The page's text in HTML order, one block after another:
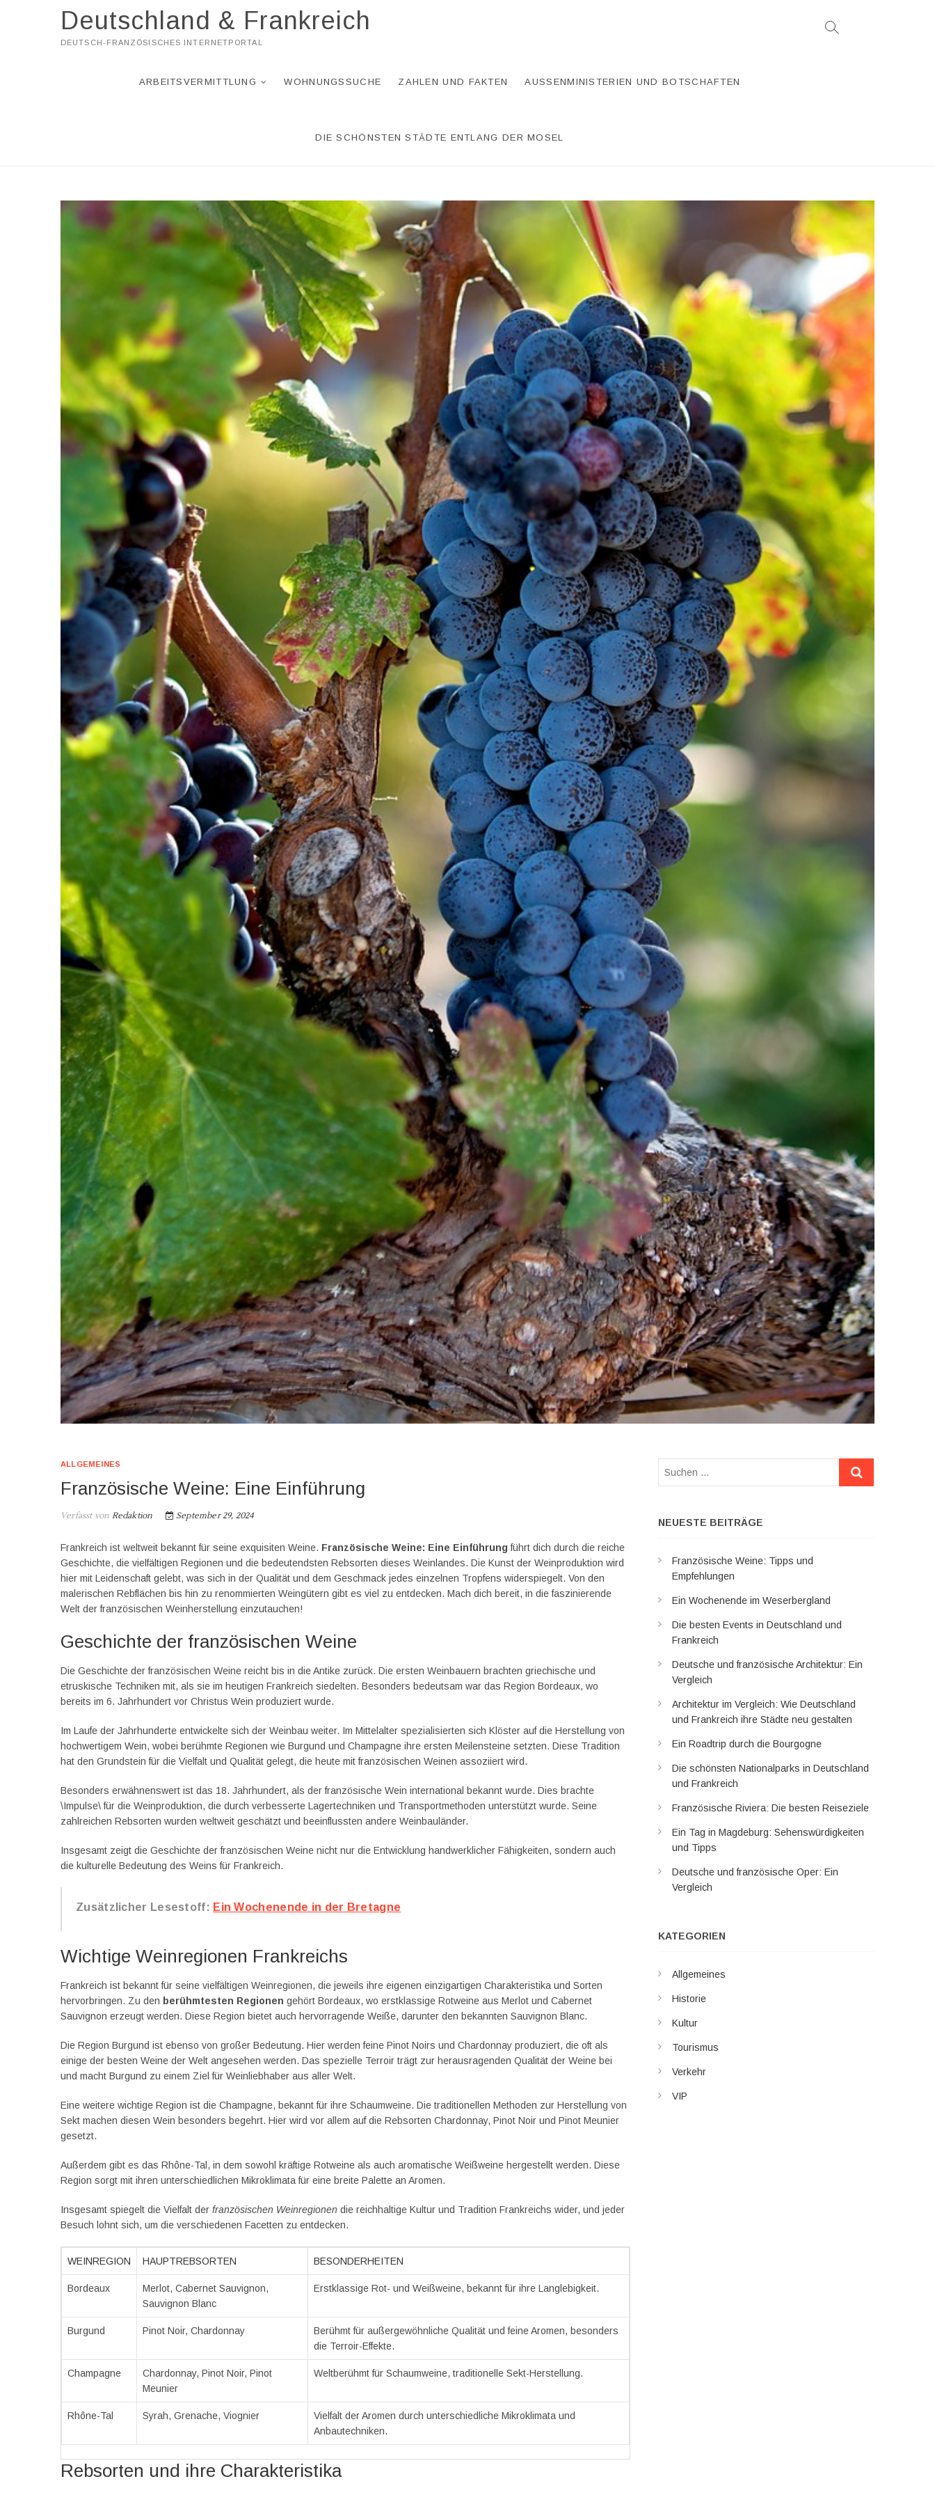
Deutschland & Frankreich
DEUTSCH-FRANZÖSISCHES INTERNETPORTAL
ARBEITSVERMITTLUNG WOHNUNGSSUCHE ZAHLEN UND FAKTEN AUSSENMINISTERIEN UND BOTSCHAFTEN
DIE SCHÖNSTEN STÄDTE ENTLANG DER MOSEL
ALLGEMEINES
Französische Weine: Eine Einführung
Verfasst von Redaktion September 29, 2024
Frankreich ist weltweit bekannt für seine exquisiten Weine. Französische Weine: Eine Einführung führt dich durch die reiche
Geschichte, die vielfältigen Regionen und die bedeutendsten Rebsorten dieses Weinlandes. Die Kunst der Weinproduktion wird
hier mit Leidenschaft gelebt, was sich in der Qualität und dem Geschmack jedes einzelnen Tropfens widerspiegelt. Von den
malerischen Rebflächen bis hin zu renommierten Weingütern gibt es viel zu entdecken. Mach dich bereit, in die faszinierende
Welt der französischen Weinherstellung einzutauchen!
Geschichte der französischen Weine
Die Geschichte der französischen Weine reicht bis in die Antike zurück. Die ersten Weinbauern brachten griechische und
etruskische Techniken mit, als sie im heutigen Frankreich siedelten. Besonders bedeutsam war das Region Bordeaux, wo
bereits im 6. Jahrhundert vor Christus Wein produziert wurde.
Im Laufe der Jahrhunderte entwickelte sich der Weinbau weiter. Im Mittelalter spezialisierten sich Klöster auf die Herstellung von
hochwertigem Wein, wobei berühmte Regionen wie Burgund und Champagne ihre ersten Meilensteine setzten. Diese Tradition
hat den Grundstein für die Vielfalt und Qualität gelegt, die heute mit französischen Weinen assoziiert wird.
Besonders erwähnenswert ist das 18. Jahrhundert, als der französische Wein international bekannt wurde. Dies brachte
\Impulse\ für die Weinproduktion, die durch verbesserte Lagertechniken und Transportmethoden unterstützt wurde. Seine
zahlreichen Rebsorten wurden weltweit geschätzt und beeinflussten andere Weinbauländer.
Insgesamt zeigt die Geschichte der französischen Weine nicht nur die Entwicklung handwerklicher Fähigkeiten, sondern auch
die kulturelle Bedeutung des Weins für Frankreich.
Zusätzlicher Lesestoff: Ein Wochenende in der Bretagne
Wichtige Weinregionen Frankreichs
Frankreich ist bekannt für seine vielfältigen Weinregionen, die jeweils ihre eigenen einzigartigen Charakteristika und Sorten
hervorbringen. Zu den berühmtesten Regionen gehört Bordeaux, wo erstklassige Rotweine aus Merlot und Cabernet
Sauvignon erzeugt werden. Diese Region bietet auch hervorragende Weiße, darunter den bekannten Sauvignon Blanc.
Die Region Burgund ist ebenso von großer Bedeutung. Hier werden feine Pinot Noirs und Chardonnay produziert, die oft als
einige der besten Weine der Welt angesehen werden. Das spezielle Terroir trägt zur herausragenden Qualität der Weine bei
und macht Burgund zu einem Ziel für Weinliebhaber aus aller Welt.
Eine weitere wichtige Region ist die Champagne, bekannt für ihre Schaumweine. Die traditionellen Methoden zur Herstellung von
Sekt machen diesen Wein besonders begehrt. Hier wird vor allem auf die Rebsorten Chardonnay, Pinot Noir und Pinot Meunier
gesetzt.
Außerdem gibt es das Rhône-Tal, in dem sowohl kräftige Rotweine als auch aromatische Weißweine hergestellt werden. Diese
Region sorgt mit ihren unterschiedlichen Mikroklimata für eine breite Palette an Aromen.
Insgesamt spiegelt die Vielfalt der französischen Weinregionen die reichhaltige Kultur und Tradition Frankreichs wider, und jeder
Besuch lohnt sich, um die verschiedenen Facetten zu entdecken.
WEINREGION HAUPTREBSORTEN BESONDERHEITEN
Bordeaux
Merlot, Cabernet Sauvignon,
Sauvignon Blanc
Erstklassige Rot- und Weißweine, bekannt für ihre Langlebigkeit.
Burgund Pinot Noir, Chardonnay
Berühmt für außergewöhnliche Qualität und feine Aromen, besonders
die Terroir-Effekte.
Champagne
Chardonnay, Pinot Noir, Pinot
Meunier
Weltberühmt für Schaumweine, traditionelle Sekt-Herstellung.
Rhône-Tal Syrah, Grenache, Viognier
Vielfalt der Aromen durch unterschiedliche Mikroklimata und
Anbautechniken.
Rebsorten und ihre Charakteristika
Suchen
NEUESTE BEITRÄGE
Französische Weine: Tipps und
Empfehlungen
Ein Wochenende im Weserbergland
Die besten Events in Deutschland und
Frankreich
Deutsche und französische Architektur: Ein
Vergleich
Architektur im Vergleich: Wie Deutschland
und Frankreich ihre Städte neu gestalten
Ein Roadtrip durch die Bourgogne
Die schönsten Nationalparks in Deutschland
und Frankreich
Französische Riviera: Die besten Reiseziele
Ein Tag in Magdeburg: Sehenswürdigkeiten
und Tipps
Deutsche und französische Oper: Ein
Vergleich
KATEGORIEN
Allgemeines
Historie
Kultur
Tourismus
Verkehr
VIP